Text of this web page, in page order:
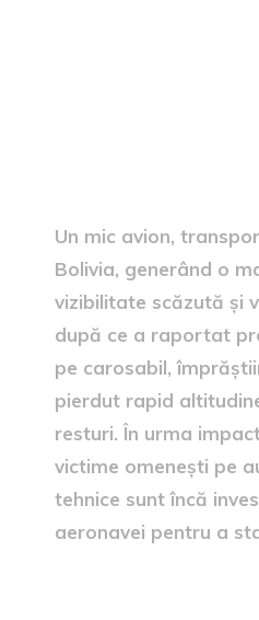
Un mic avion,
Bolivia, generând o
vizibilitate scăzută și
după ce a raportat
pe carosabil,
pierdut rapid
resturi. În urma
victime omenești pe
tehnice sunt încă
aeronavei pentru a